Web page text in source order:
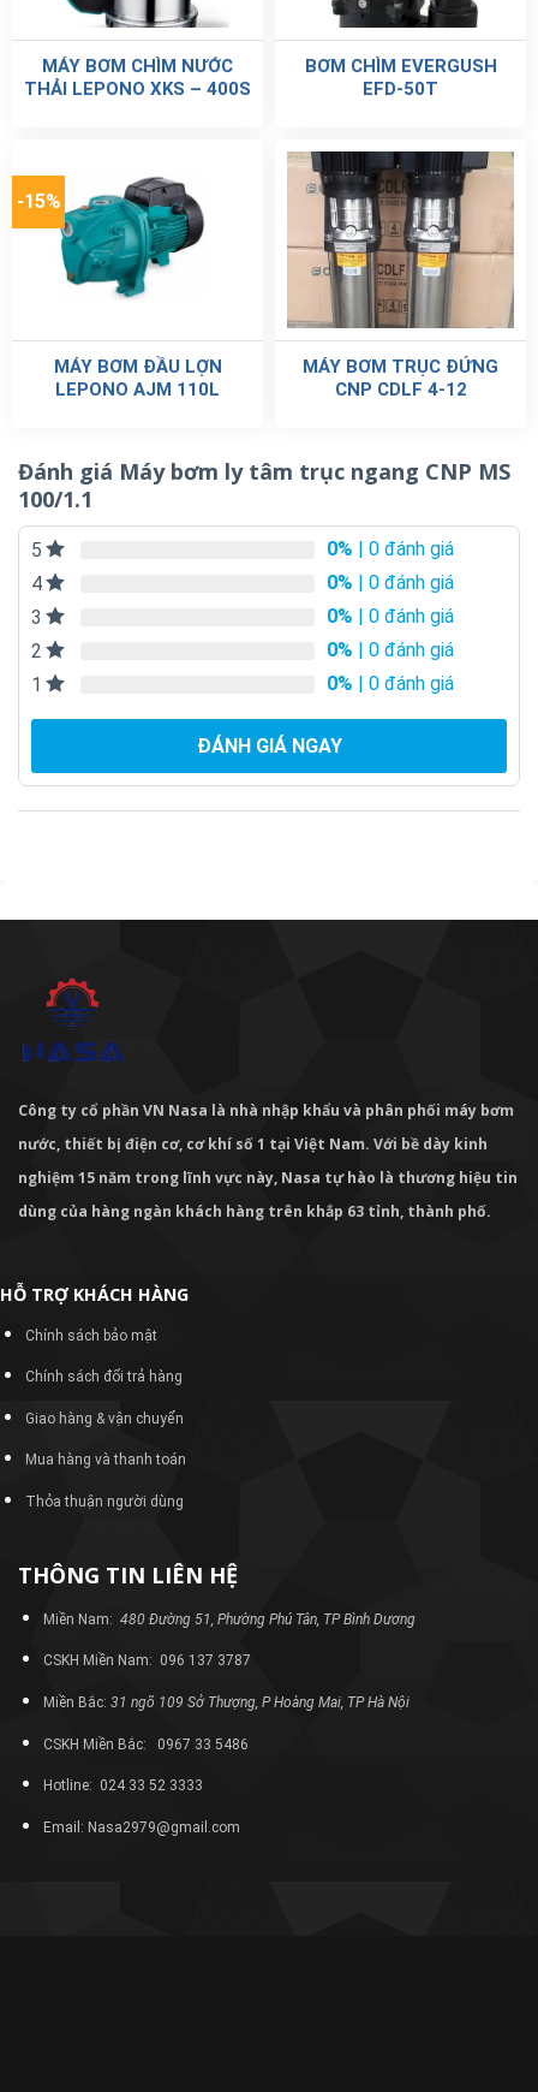
MÁY BƠM CHÌM NƯỚC
THẢI LEPONO XKS – 400S
BƠM CHÌM EVERGUSH
EFD-50T
-15%
MÁY BƠM ĐẦU LỢN
LEPONO AJM 110L
MÁY BƠM TRỤC ĐỨNG
CNP CDLF 4-12
Đánh giá Máy bơm ly tâm trục ngang CNP MS
100/1.1
5 0% | 0 đánh giá
4
0% | 0 đánh giá
3
0% | 0 đánh giá
2
0% | 0 đánh giá
1
0% | 0 đánh giá
ĐÁNH GIÁ NGAY
Công ty cổ phần VN Nasa là nhà nhập khẩu và phân phối máy bơm
nước, thiết bị điện cơ, cơ khí số 1 tại Việt Nam. Với bề dày kinh
nghiệm 15 năm trong lĩnh vực này, Nasa tự hào là thương hiệu tin
dùng của hàng ngàn khách hàng trên khắp 63 tỉnh, thành phố.
HỖ TRỢ KHÁCH HÀNG
Chính sách bảo mật
Chính sách đổi trả hàng
Giao hàng & vận chuyển
Mua hàng và thanh toán
Thỏa thuận người dùng
THÔNG TIN LIÊN HỆ
Miền Nam: 480 Đường 51, Phường Phú Tân, TP Bình Dương
CSKH Miền Nam: 096 137 3787
Miền Bắc: 31 ngõ 109 Sở Thượng, P Hoàng Mai, TP Hà Nội
CSKH Miền Bắc: 0967 33 5486
Hotline: 024 33 52 3333
Email: Nasa2979@gmail.com